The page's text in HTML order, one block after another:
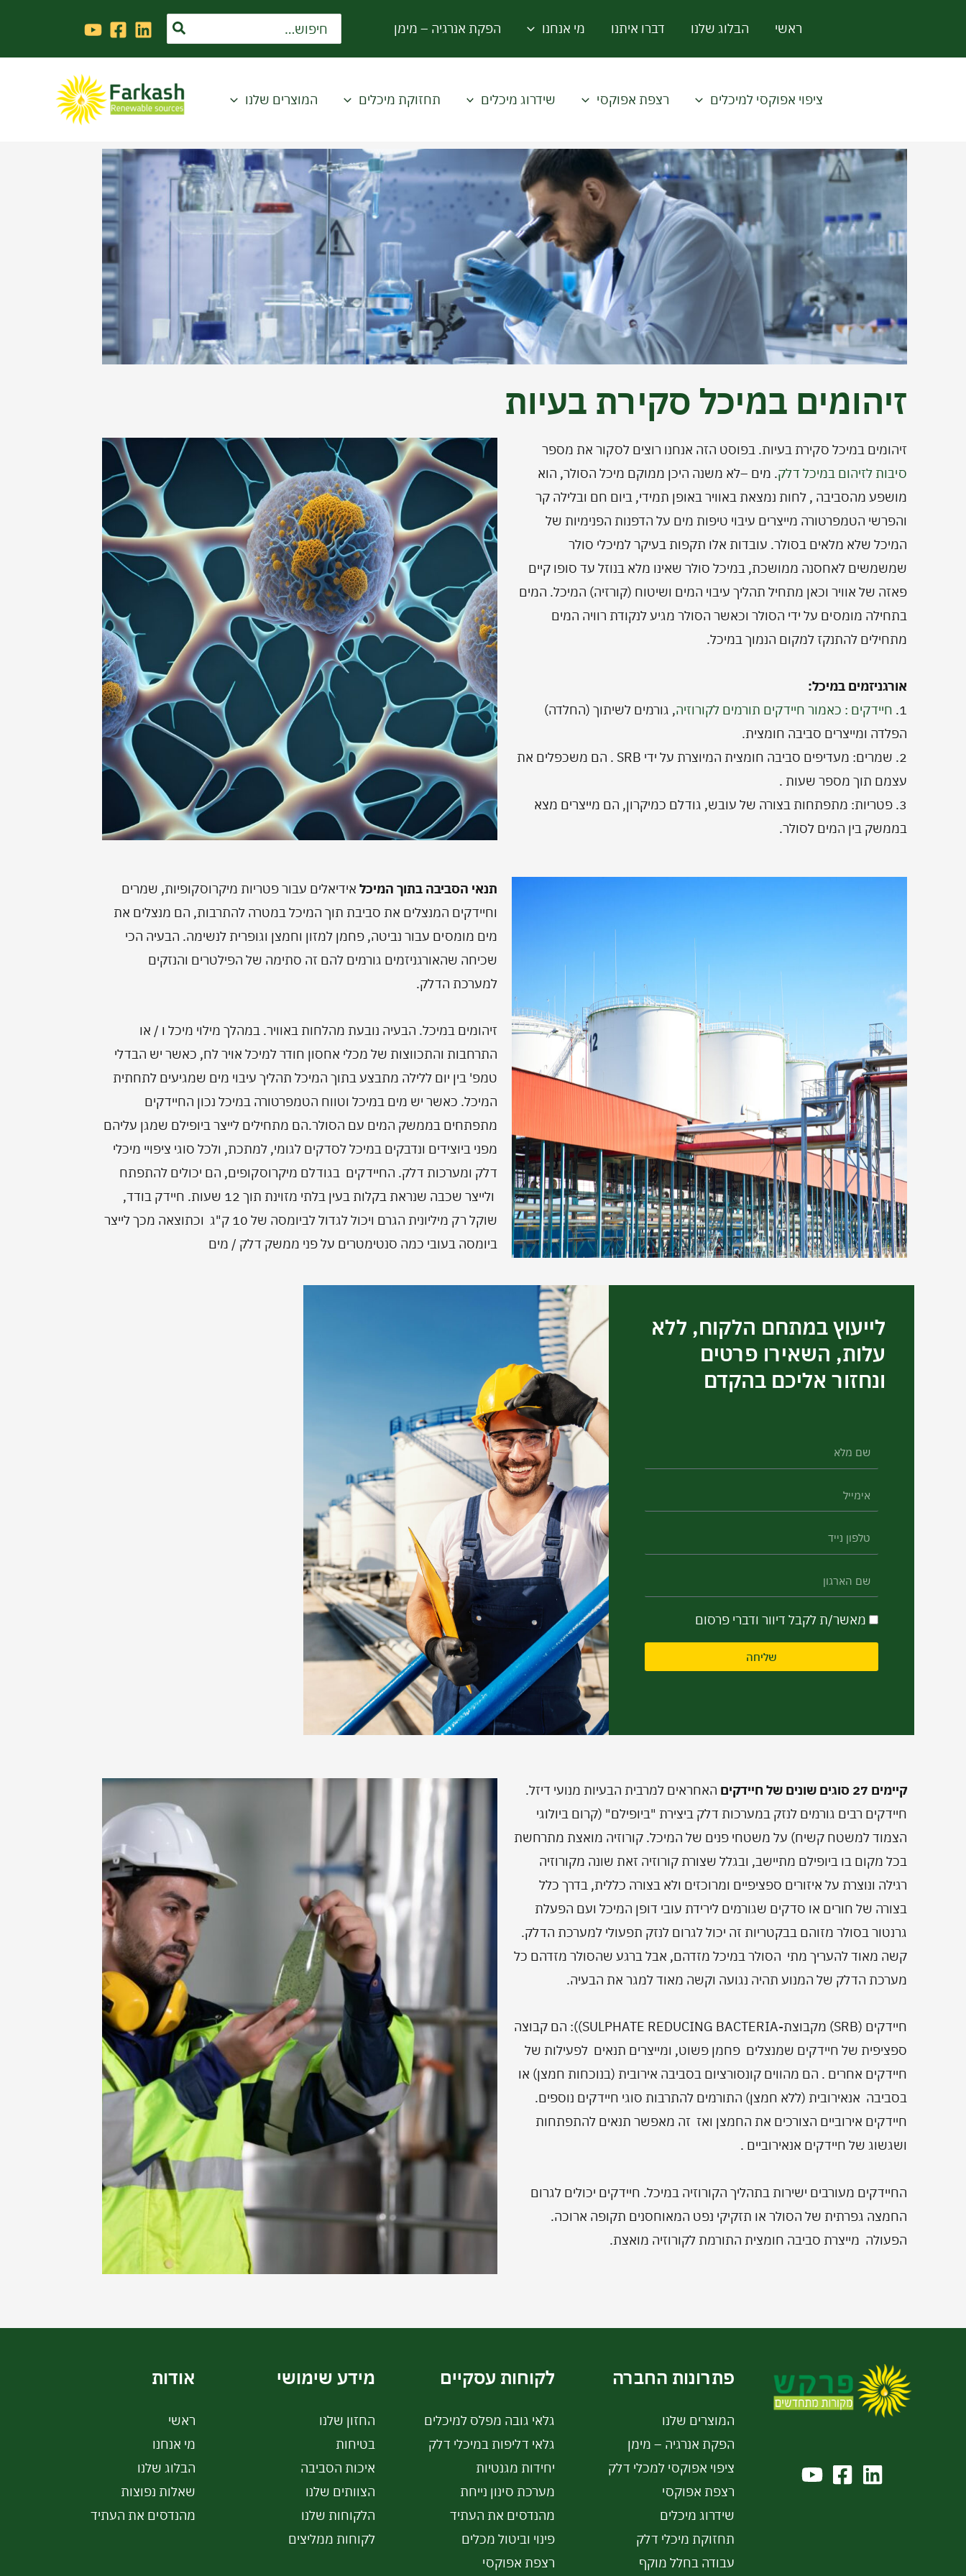
ראשי הבלוג שלנו דברו איתנו מי אנחנו הפקת אנרגיה – מימן
Search
for:
ציפוי אפוקסי למיכלים רצפת אפוקסי שידרוג מיכלים תחזוקת מיכלים המוצרים שלנו
זיהומים במיכל סקירת בעיות
זיהומים במיכל סקירת בעיות. בפוסט הזה אנחנו רוצים לסקור את מספר
סיבות לזיהום במיכל דלק. מים –לא משנה היכן ממוקם מיכל הסולר, הוא
מושפע מהסביבה , לחות נמצאת באוויר באופן תמידי, ביום חם ובלילה קר
והפרשי הטמפרטורה מייצרים עיבוי טיפות מים על הדפנות הפנימיות של
המיכל שלא מלאים בסולר. עובדות אלו תקפות בעיקר למיכלי סולר
שמשמשים לאחסנה ממושכת, במיכל סולר שאינו מלא בנוזל עד סופו קיים
פאזה של אוויר וכאן מתחיל תהליך עיבוי המים ושיטוח (קורזיה) המיכל. המים
בתחילה מומסים על ידי הסולר וכאשר הסולר מגיע לנקודת רוויה המים
מתחילים להתנקז למקום הנמוך במיכל.
אורגניזמים במיכל:
1. חיידקים : כאמור חיידקים תורמים לקורוזיה, גורמים לשיתוך (החלדה)
הפלדה ומייצרים סביבה חומצית.
2. שמרים: מעדיפים סביבה חומצית המיוצרת על ידי SRB . הם משכפלים את
עצמם תוך מספר שעות .
3. פטריות: מתפתחות בצורה של עובש, גודלם כמיקרון, הם מייצרים מצא
בממשק בין המים לסולר.
תנאי הסביבה בתוך המיכל אידיאלים עבור פטריות מיקרוסקופיות, שמרים
וחיידקים המנצלים את סביבת תוך המיכל במטרה להתרבות, הם מנצלים את
מים מומסים עבור נביטה, פחמן למזון וחמצן וגופרית לנשימה. הבעיה הכי
שכיחה שהאורגניזמים גורמים להם זה סתימה של הפילטרים והנזקים
למערכת הדלק.
זיהומים במיכל. הבעיה נובעת מהלחות באוויר. במהלך מילוי מיכל ו / או
התרחבות והתכווצות של מכלי אחסון חודר למיכל אויר לח, כאשר יש הבדלי
טמפ' בין יום ללילה מתבצע בתוך המיכל תהליך עיבוי מים שמגיעים לתחתית
המיכל. כאשר יש מים במיכל וטווח הטמפרטורה במיכל נכון החיידקים
מתפתחים בממשק המים עם הסולר.הם מתחילים לייצר ביופילם שמגן עליהם
מפני ביוצידים ונדבקים במיכל לסדקים לגומי, למתכת, ולכל סוגי ציפויי מיכלי
דלק ומערכות דלק. החיידקים בגודלם מיקרוסקופים, הם יכולים להתפתח
ולייצר שכבה שנראת בקלות בעין בלתי מזוינת תוך 12 שעות. חיידק בודד,
שוקל רק מיליונית הגרם ויכול לגדול לביומסה של 10 ק"ג וכתוצאה מכך לייצר
ביומסה בעובי כמה סנטימטרים על פני ממשק דלק / מים
לייעוץ במתחם הלקוח, ללא
עלות, השאירו פרטים
ונחזור אליכם בהקדם
שם
מלא
אימייל
טלפון
נייד
שם
הארגון
דיוורמאשר/ת לקבל דיוור ודברי פרסום
שליחה
קיימים 27 סוגים שונים של חיידקים
האחראים למרבית הבעיות מנועי דיזל.
חיידקים רבים גורמים לנזק במערכות דלק ביצירת "ביופילם" (קרום ביולוגי
הצמוד למשטח קשיח) על משטחי פנים של המיכל. קורוזיה מואצת מתרחשת
בכל מקום בו ביופילם מתיישב, ובגלל שצורת קורוזיה זאת שונה מקורוזיה
רגילה ונוצרת על איזורים ספציפיים ומרוכזים ולא בצורה כללית, בדרך כלל
בצורה של חורים או סדקים שגורמים לירידת עובי דופן המיכל ועם הפעלת
גרנטור בסולר מזוהם בבקטריות זה יכול לגרום לנזק תפעולי למערכת הדלק.
קשה מאוד להעריך מתי הסולר במיכל מזדהם, אבל ברגע שהסולר מזדהם כל
מערכת הדלק של המנוע תהיה נגועה וקשה מאוד למגר את הבעיה.
חיידקים (SRB) מקבוצת-SULPHATE REDUCING BACTERIA)): הם קבוצה
ספציפית של חיידקים שמנצלים פחמן פשוט, ומייצרים תנאים לפעילות של
חיידקים אחרים . הם מהווים קונסורציום בסביבה אירובית (בנוכחות חמצן) או
בסביבה אנאירובית (ללא חמצן) התורמים להתרבות סוגי חיידקים נוספים.
חיידקים אירוביים הצורכים את החמצן ואז זה מאפשר תנאים להתפתחות
ושגשוג של חיידקים אנאירוביים .
החיידקים מעורבים ישירות בתהליך הקורוזיה במיכל. חיידקים יכולים לגרום
החמצה גפרתית של הסולר או תזקיקי נפט המאוחסנים תקופה ארוכה.
הפעולה מייצרת סביבה חומצית התורמת לקורוזיה מואצת.
פתרונות החברה
המוצרים שלנו
הפקת אנרגיה – מימן
ציפוי אפוקסי למכלי דלק
רצפת אפוקסי
שידרוג מיכלים
תחזוקת מיכלי דלק
עבודה בחלל מוקף
לקוחות עסקיים
גלאי גובה מפלס למיכלים
גלאי דליפות במיכלי דלק
יחידות מגנטיות
מערכת סינון נייחת
מהנדסים את העתיד
פינוי וביטול מכלים
רצפת אפוקסי
מידע שימושי
החזון שלנו
בטיחות
איכות הסביבה
הצוותים שלנו
הלקוחות שלנו
לקוחות ממליצים
אודות
ראשי
מי אנחנו
הבלוג שלנו
שאלות נפוצות
מהנדסים את העתיד